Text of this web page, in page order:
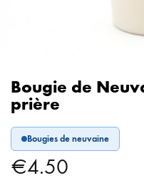
Bougie de
prière
Bougies de neuvaine
€4.50